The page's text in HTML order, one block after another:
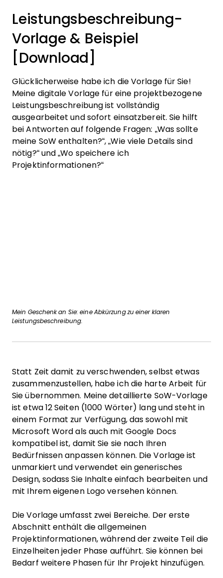
Leistungsbeschreibung-
Vorlage & Beispiel
[Download]
Glücklicherweise habe ich die Vorlage für Sie!
Meine digitale Vorlage für eine projektbezogene
Leistungsbeschreibung ist vollständig
ausgearbeitet und sofort einsatzbereit. Sie hilft
bei Antworten auf folgende Fragen: „Was sollte
meine SoW enthalten?“, „Wie viele Details sind
nötig?“ und „Wo speichere ich
Projektinformationen?“
Mein Geschenk an Sie: eine Abkürzung zu einer klaren
Leistungsbeschreibung.
Statt Zeit damit zu verschwenden, selbst etwas
zusammenzustellen, habe ich die harte Arbeit für
Sie übernommen. Meine detaillierte SoW-Vorlage
ist etwa 12 Seiten (1000 Wörter) lang und steht in
einem Format zur Verfügung, das sowohl mit
Microsoft Word als auch mit Google Docs
kompatibel ist, damit Sie sie nach Ihren
Bedürfnissen anpassen können. Die Vorlage ist
unmarkiert und verwendet ein generisches
Design, sodass Sie Inhalte einfach bearbeiten und
mit Ihrem eigenen Logo versehen können.
Die Vorlage umfasst zwei Bereiche. Der erste
Abschnitt enthält die allgemeinen
Projektinformationen, während der zweite Teil die
Einzelheiten jeder Phase aufführt. Sie können bei
Bedarf weitere Phasen für Ihr Projekt hinzufügen.